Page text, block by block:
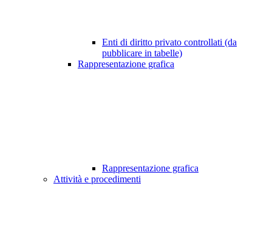
Enti di diritto privato controllati (da
pubblicare in tabelle)
Rappresentazione grafica
Rappresentazione grafica
Attività e procedimenti